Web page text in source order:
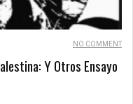
NO COMMENT
Y Otros Ensayo